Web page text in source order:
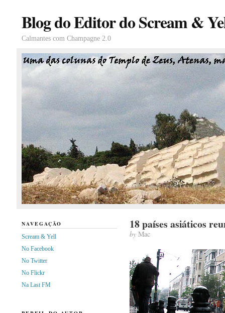
Blog do Editor do Scream &
Calmantes com Champagne 2.0
18 países asiáticos
byMac
NAVEGAÇÃO
Scream & Yell
No Facebook
No Twitter
No Flickr
Na Last FM